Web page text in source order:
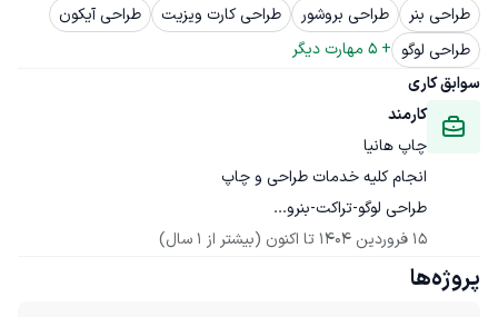
طراحی بنر
طراحی بروشور طراحی کارت ویزیت
طراحی آیکون
طراحی لوگو +
5 مهارت دیگر
سوابق کاری
کارمند
چاپ هانیا
طراحی لوگو-تراکت-بنرو...
15 فروردین 1404
تا اکنون (بیشتر از 1 سال)
پروژه‌ها